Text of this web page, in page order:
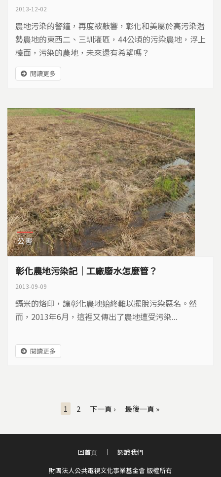
2013-12-02
農地污染的警鐘，再度被敲響，彰化和美屬於高污染潛
勢農地的東西二、三圳灌區，44公頃的污染農地，浮上
檯面，污染的農地，未來還有希望嗎？
閱讀更多
公害
彰化農地污染記｜工廠廢水怎麼管？
2013-09-09
鎘米的烙印，讓彰化農地始終難以擺脫污染惡名。然
而，2013年6月，這裡又傳出了農地遭受污染...
閱讀更多
1 2 下一頁 › 最後一頁 »
財團法人公共電視文化事業基金會 版權所有
回首頁 認識我們